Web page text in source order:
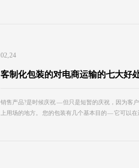
02,24
客制化包装的对电商运输的七大好
销售产品?是时候庆祝 — 但只是短暂的庆祝，因为客
上用场的地方。 您的包装有几个基本目的 — 它可以